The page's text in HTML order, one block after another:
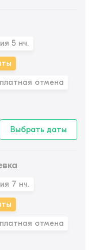
5 нч.
отмена
Выбрать даты
7 нч.
отмена